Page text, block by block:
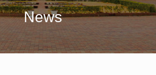
News